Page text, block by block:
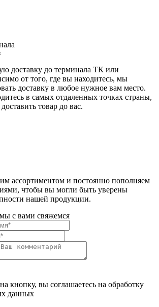
доставку до терминала ТК или
от того, где вы находитесь, мы
доставку в любое нужное вам место.
в самых отдаленных точках страны,
товар до вас.
ассортиментом и постоянно пополняем
чтобы вы могли быть уверены
нашей продукции.
с вами свяжемся
кнопку, вы соглашаетесь на обработку
данных